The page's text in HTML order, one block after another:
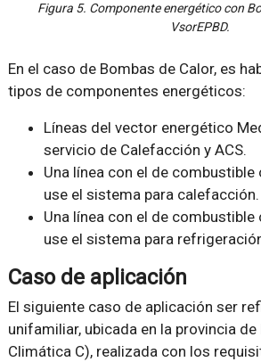
Figura 5. Componente energético con
VsorEPBD.
En el caso de Bombas de Calor, es
tipos de componentes energéticos:
Líneas del vector energético
servicio de Calefacción y ACS.
Una línea con el de
use el sistema para calefacción.
Una línea con el de
use el sistema para
Caso de aplicación
El siguiente caso de aplicación ser
unifamiliar, ubicada en la provincia
Climática C), realizada con los